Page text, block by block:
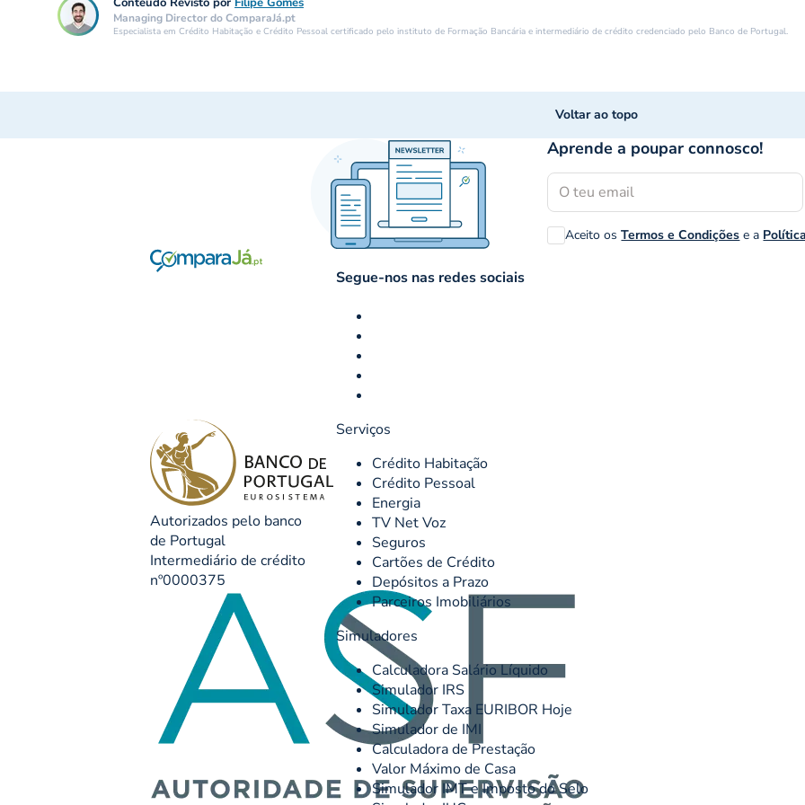
Managing Director do ComparaJá.pt
Especialista em Crédito Habitação e Crédito Pessoal certificado pelo instituto de Formação Bancária e intermediário de crédito credenciado pelo Banco de Portugal.
Voltar ao topo
Aprende a poupar connosco!
Aceito osTermos e Condições e a
Segue-nos nas redes sociais
Autorizados pelo banco
de Portugal
Intermediário de crédito
nº0000375
Serviços
Crédito Habitação
Crédito Pessoal
Energia
TV Net Voz
Seguros
Cartões de Crédito
Depósitos a Prazo
Parceiros Imobiliários
Simuladores
Calculadora Salário Líquido
Simulador IRS
Simulador Taxa EURIBOR Hoje
Simulador de IMI
Calculadora de Prestação
Valor Máximo de Casa
Simulador IMT e Imposto do Selo